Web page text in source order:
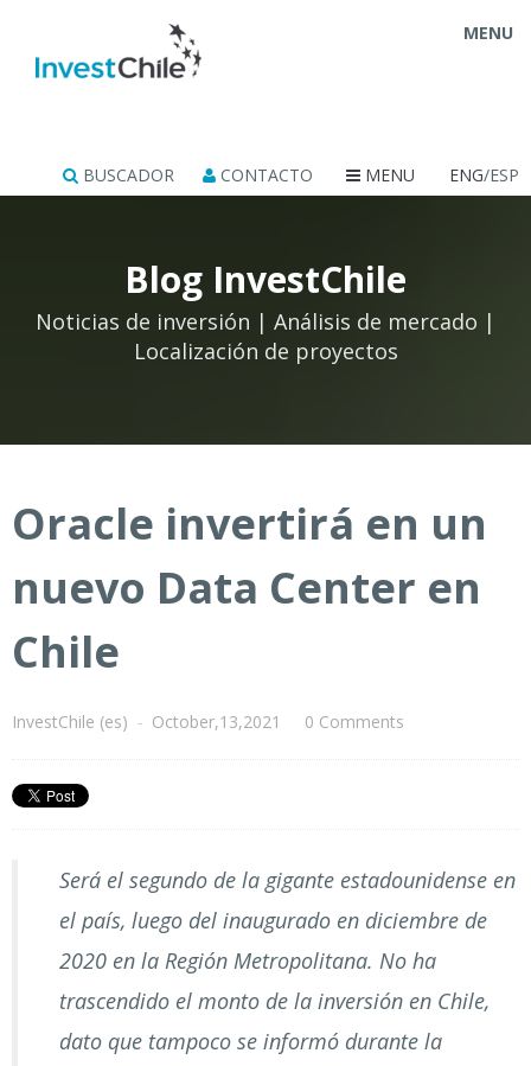
BUSCADOR CONTACTO
MENU
MENU ENG/ESP
Blog InvestChile
Noticias de inversión | Análisis de mercado |
Localización de proyectos
Oracle invertirá en un
nuevo Data Center en
Chile
InvestChile (es) - October,13,2021 0 Comments
Será el segundo de la gigante estadounidense en
el país, luego del inaugurado en diciembre de
2020 en la Región Metropolitana. No ha
trascendido el monto de la inversión en Chile,
dato que tampoco se informó durante la